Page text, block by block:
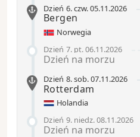
Dzień 6.czw.05.11.2026
Bergen
Norwegia
Dzień 7. pt.06.11.2026
Dzień na morzu
Dzień 8.sob.07.11.2026
Rotterdam
Holandia
Dzień 9. niedz.08.11.2026
Dzień na morzu